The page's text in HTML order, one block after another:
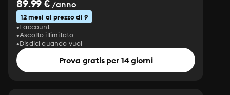
89.99 € /anno
12 mesi al prezzo di 9
1 account
Ascolto illimitato
Disdici quando vuoi
Prova gratis per 14 giorni